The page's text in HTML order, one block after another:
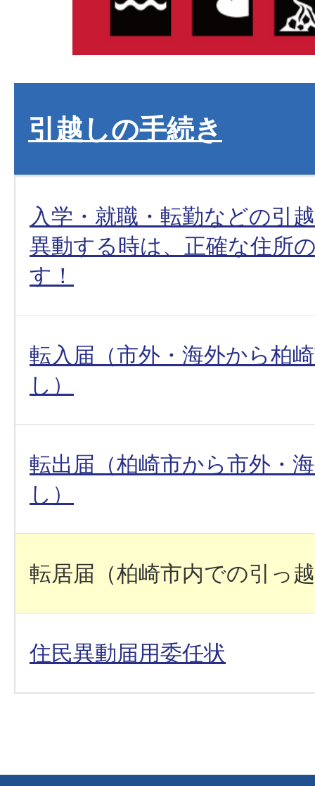
引越しの手続き
入学・就職・転勤などの引
異動する時は、正確な住所
す！
転入届（市外・海外から柏
し）
転出届（柏崎市から市外・
し）
転居届（柏崎市内での引っ
住民異動届用委任状